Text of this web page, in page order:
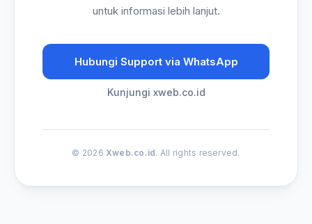
untuk informasi lebih lanjut.
Hubungi Support via WhatsApp
Kunjungi xweb.co.id
© 2026 Xweb.co.id. All rights reserved.